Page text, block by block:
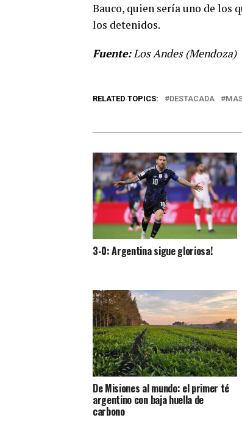
Bauco, quien sería uno de los
los detenidos.
Fuente:Los Andes (Mendoza)
RELATED TOPICS: DESTACADA
3-0: Argentina sigue gloriosa!
De Misiones al mundo: el primer té
argentino con baja huella de
carbono